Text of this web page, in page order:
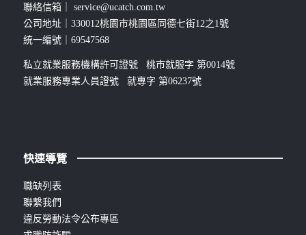
聯絡信箱｜ service@ucatch.com.tw
公司地址｜330012桃園市桃園區同德七街12之1號
統一編號｜69547568
私立就業服務機構許可證號 桃市就服字 第0014號
就業服務專業人員證號 就專字 第06237號
快速導覽
職缺列表
聯繫我們
違反勞動法令公布專區